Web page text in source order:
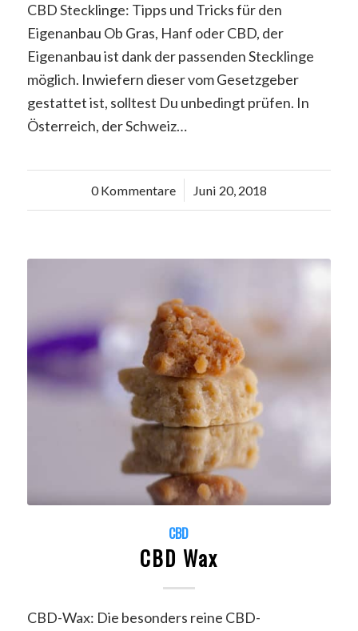
CBD Stecklinge: Tipps und Tricks für den
Eigenanbau Ob Gras, Hanf oder CBD, der
Eigenanbau ist dank der passenden Stecklinge
möglich. Inwiefern dieser vom Gesetzgeber
gestattet ist, solltest Du unbedingt prüfen. In
Österreich, der Schweiz…
0 Kommentare
/ Juni 20, 2018
CBD
CBD Wax
CBD-Wax: Die besonders reine CBD-